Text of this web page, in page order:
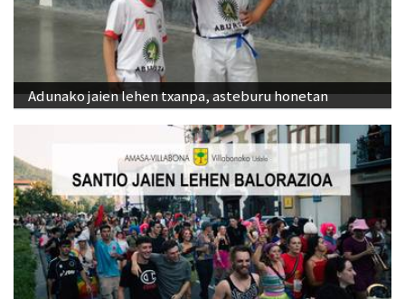
Adunako jaien lehen txanpa, asteburu honetan